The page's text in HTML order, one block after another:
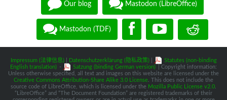
Our blog Mastodon (LibreOffice)
Mastodon (TDF)
Impressum (法律信息)| Datenschutzerklärung (隐私政策)|
Statutes (non-binding
English translation) - Satzung (binding German version)
| Copyright information:
Unless otherwise specified, all text and images on this website are licensed under the
Creative Commons Attribution-Share Alike 3.0 License . This does not include the
source code of LibreOffice, which is licensed under the Mozilla Public License v2.0
“LibreOffice” and “The Document Foundation” are registered trademarks of their